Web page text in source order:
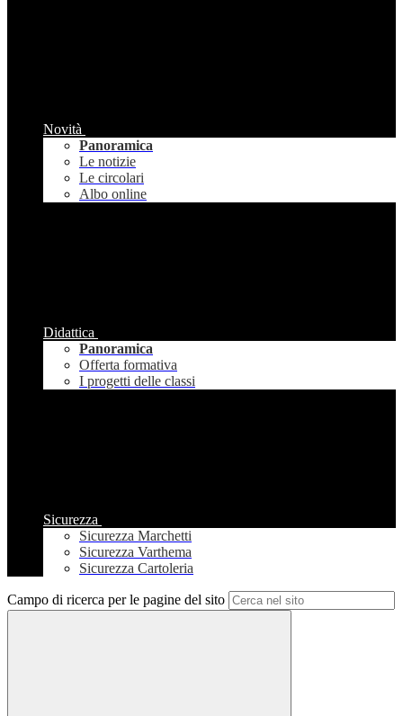
Novità
Panoramica
Le notizie
Le circolari
Albo online
Didattica
Panoramica
Offerta formativa
I progetti delle classi
Sicurezza
Sicurezza Marchetti
Sicurezza Varthema
Sicurezza Cartoleria
Campo di ricerca per le pagine del sito